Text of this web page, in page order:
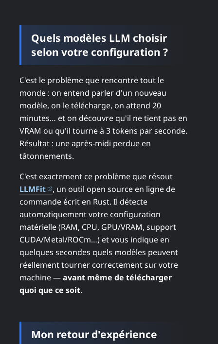
Quels modèles LLM choisir
selon votre configuration ?
C'est le problème que rencontre tout le
monde : on entend parler d'un nouveau
modèle, on le télécharge, on attend 20
minutes… et on découvre qu'il ne tient pas en
VRAM ou qu'il tourne à 3 tokens par seconde.
Résultat : une après-midi perdue en
tâtonnements.
C'est exactement ce problème que résout
LLMFit
(ouvre dans un nouvel onglet)
, un outil open source en ligne de
commande écrit en Rust. Il détecte
automatiquement votre configuration
matérielle (RAM, CPU, GPU/VRAM, support
CUDA/Metal/ROCm…) et vous indique en
quelques secondes quels modèles peuvent
réellement tourner correctement sur votre
machine —avant même de télécharger
quoi que ce soit.
Mon retour d'expérience